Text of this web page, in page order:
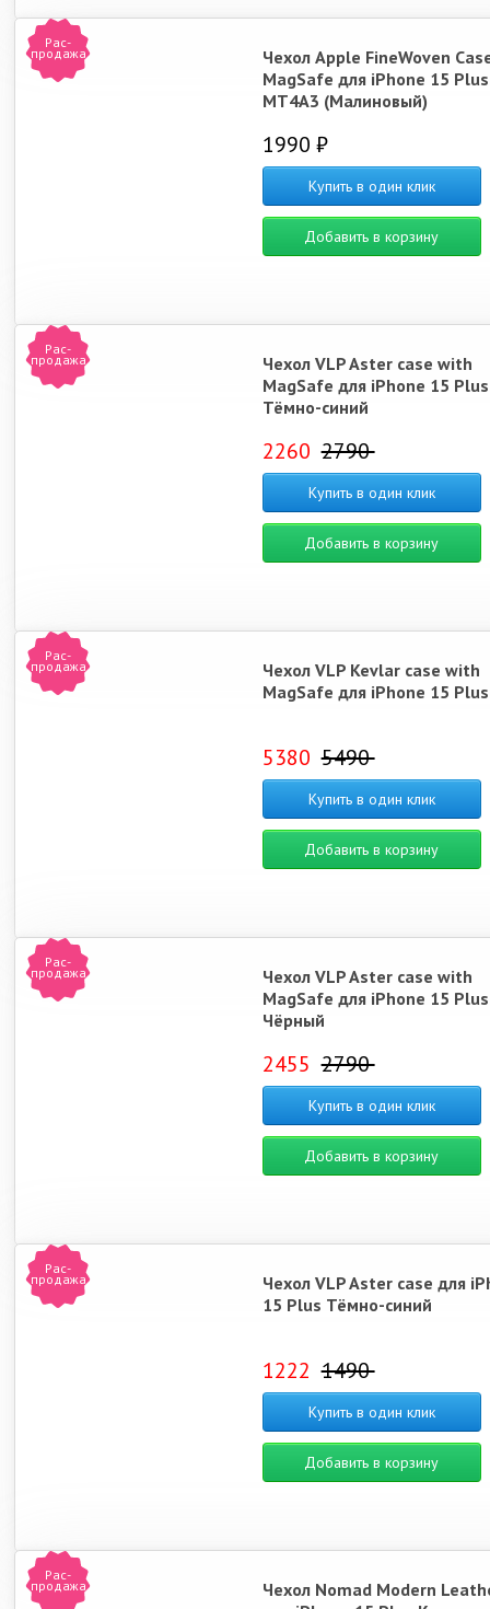
Рас-
продажа
Чехол Apple FineWoven
MagSafe для iPhone 15 Plus
MT4A3 (Малиновый)
1990 ₽
Купить в один клик
Добавить в корзину
Рас-
продажа
Чехол VLP Aster case with
MagSafe для iPhone 15 Plus
Тёмно-синий
2260 2790
Купить в один клик
Добавить в корзину
Рас-
продажа
Чехол VLP Kevlar case with
MagSafe для iPhone 15 Plus
5380 5490
Купить в один клик
Добавить в корзину
Рас-
продажа
Чехол VLP Aster case with
MagSafe для iPhone 15 Plus
Чёрный
2455 2790
Купить в один клик
Добавить в корзину
Рас-
продажа
Чехол VLP Aster case для
15 Plus Тёмно-синий
1222 1490
Купить в один клик
Добавить в корзину
Рас-
продажа
Чехол Nomad Modern